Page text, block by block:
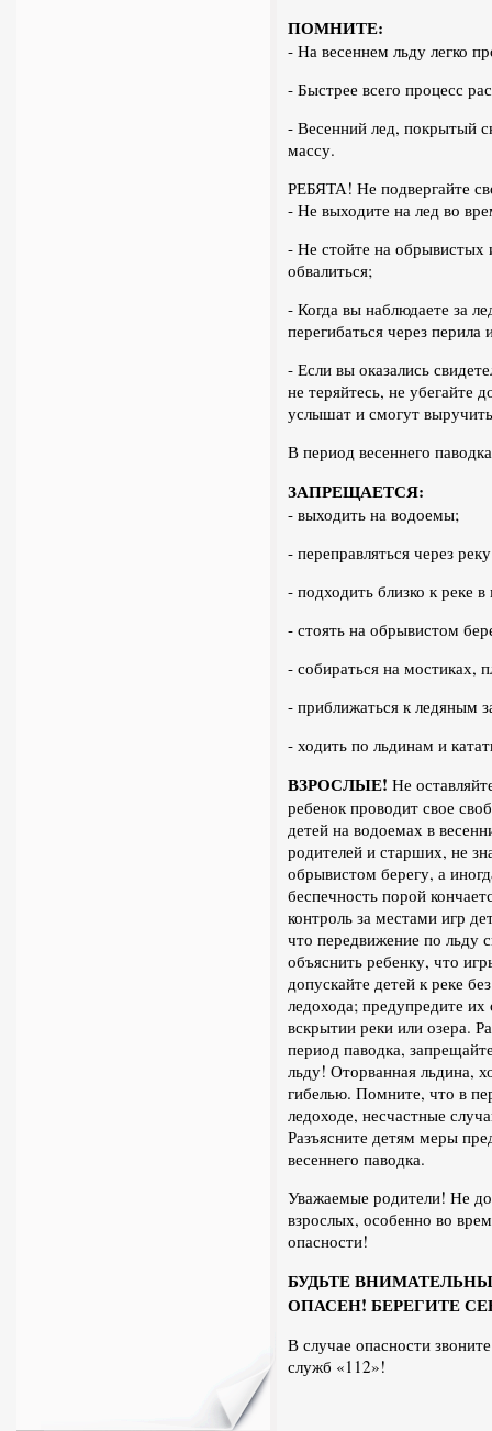
ПОМНИТЕ:
- На весеннем льду легко
- Быстрее всего процесс
- Весенний лед, покрытый
массу.
РЕБЯТА! Не подвергайте
- Не выходите на лед во
- Не стойте на
обвалиться;
- Когда вы наблюдаете за
перегибаться через
- Если вы оказались
не теряйтесь, не убегайте
услышат и смогут
В период весеннего
ЗАПРЕЩАЕТСЯ:
- выходить на водоемы;
- переправляться через
- подходить близко к реке
- стоять на обрывистом
- собираться на мостиках,
- приближаться к ледяным
- ходить по льдинам и
ВЗРОСЛЫЕ! Не
ребенок проводит свое
детей на водоемах в
родителей и старших, не
обрывистом берегу, а
беспечность порой
контроль за местами игр
что передвижение по льду
объяснить ребенку, что
допускайте детей к реке
ледохода; предупредите
вскрытии реки или озера.
период паводка,
льду! Оторванная льдина,
гибелью. Помните, что в
ледоходе, несчастные
Разъясните детям меры
весеннего паводка.
Уважаемые родители! Не
взрослых, особенно во
опасности!
БУДЬТЕ
ОПАСЕН! БЕРЕГИТЕ
В случае опасности
служб «112»!